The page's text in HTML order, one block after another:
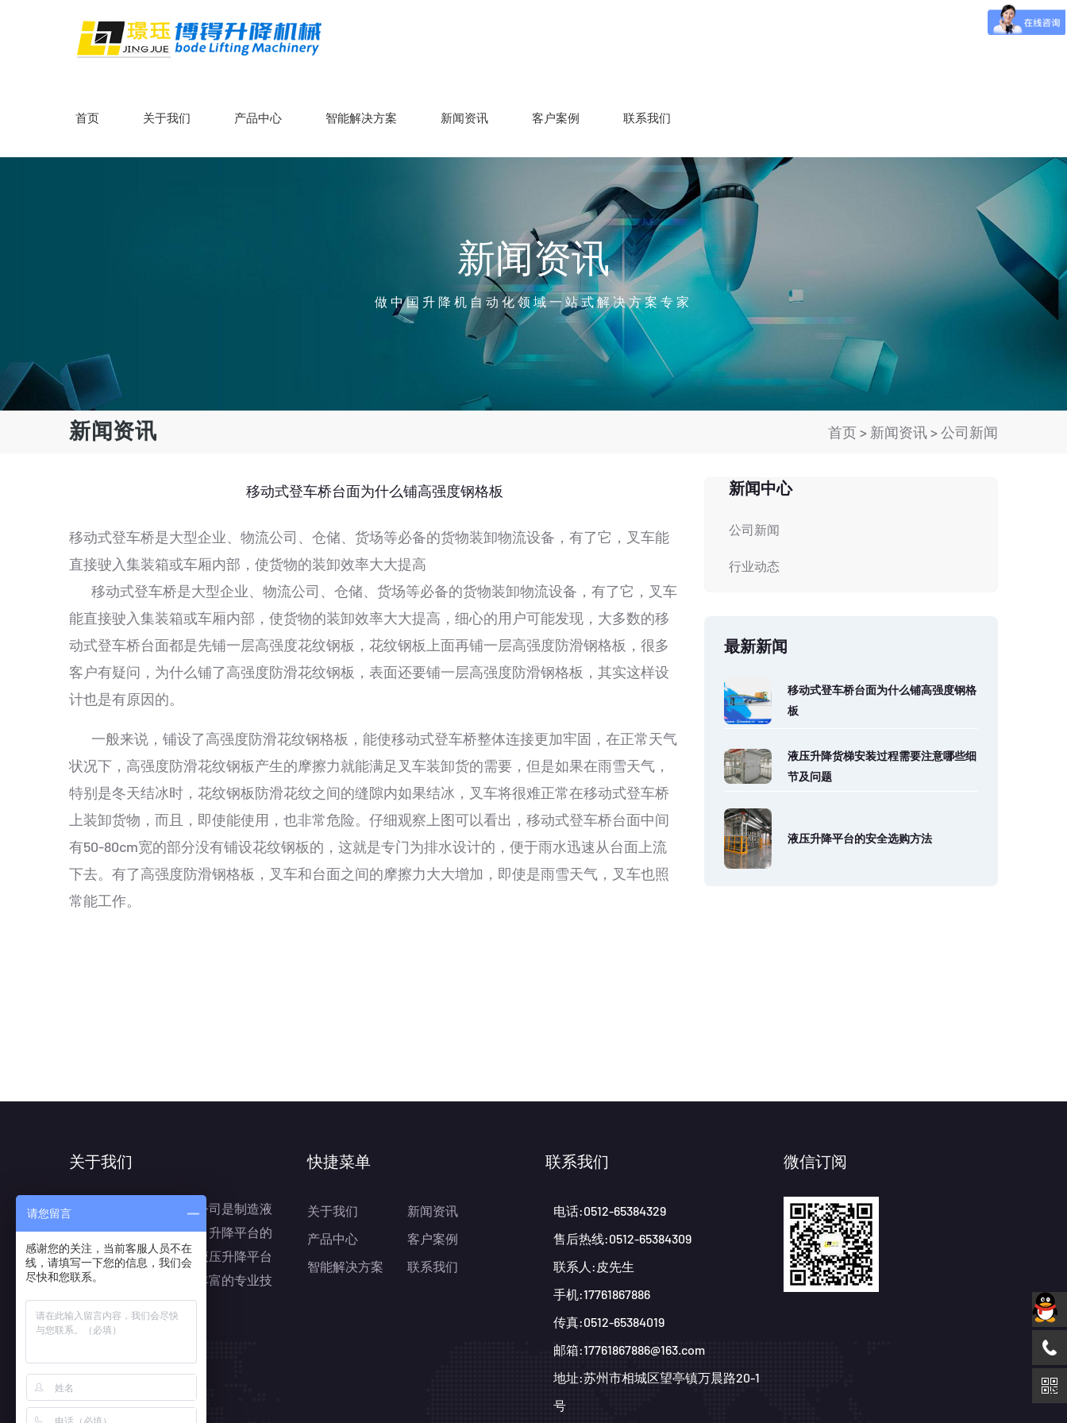
首页 关于我们 产品中心 智能解决方案 新闻资讯 客户案例 联系我们
新闻资讯
做中国升降机自动化领域一站式解决方案专家
新闻资讯 首页> 新闻资讯>公司新闻
移动式登车桥台面为什么铺高强度钢格板
移动式登车桥是大型企业、物流公司、仓储、货场等必备的货物装卸物流设备，有了它，叉车能
直接驶入集装箱或车厢内部，使货物的装卸效率大大提高
移动式登车桥是大型企业、物流公司、仓储、货场等必备的货物装卸物流设备，有了它，叉车
能直接驶入集装箱或车厢内部，使货物的装卸效率大大提高，细心的用户可能发现，大多数的移
动式登车桥台面都是先铺一层高强度花纹钢板，花纹钢板上面再铺一层高强度防滑钢格板，很多
客户有疑问，为什么铺了高强度防滑花纹钢板，表面还要铺一层高强度防滑钢格板，其实这样设
计也是有原因的。
一般来说，铺设了高强度防滑花纹钢格板，能使移动式登车桥整体连接更加牢固，在正常天气
状况下，高强度防滑花纹钢板产生的摩擦力就能满足叉车装卸货的需要，但是如果在雨雪天气，
特别是冬天结冰时，花纹钢板防滑花纹之间的缝隙内如果结冰，叉车将很难正常在移动式登车桥
上装卸货物，而且，即使能使用，也非常危险。仔细观察上图可以看出，移动式登车桥台面中间
有50-80cm宽的部分没有铺设花纹钢板的，这就是专门为排水设计的，便于雨水迅速从台面上流
下去。有了高强度防滑钢格板，叉车和台面之间的摩擦力大大增加，即使是雨雪天气，叉车也照
常能工作。
新闻中心
公司新闻
行业动态
最新新闻
移动式登车桥台面为什么铺高强度钢格
板
液压升降货梯安装过程需要注意哪些细
节及问题
液压升降平台的安全选购方法
关于我们
苏州博锝升降机械有限公司是制造液
压升降机、液压升降台、升降平台的
专业厂家，经过多年对液压升降平台
的研制和探索，积累了丰富的专业技
术和经验。
快捷菜单
关于我们
产品中心
智能解决方案
新闻资讯
客户案例
联系我们
联系我们
电话:0512-65384329
售后热线:0512-65384309
联系人:皮先生
手机:17761867886
传真:0512-65384019
邮箱:17761867886@163.com
地址:苏州市相城区望亭镇万晨路20-1
号
微信订阅
请您留言
感谢您的关注，当前客服人员不在
线，请填写一下您的信息，我们会
尽快和您联系。